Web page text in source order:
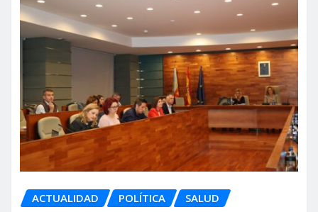
ACTUALIDAD POLÍTICA SALUD